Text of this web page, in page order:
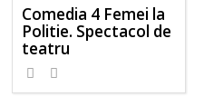
Comedia 4 Femei la
Politie. Spectacol de
teatru